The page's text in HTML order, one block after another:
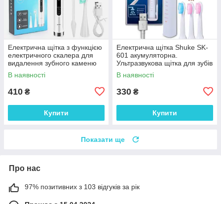
Електрична щітка з функцією
електричного скалера для
видалення зубного каменю
та відбілювання White
В наявності
410 ₴
Купити
Електрична щітка Shuke SK-
601 акумуляторна.
Ультразвукова щітка для зубів
+ 3 насадки White
В наявності
330 ₴
Купити
Показати ще
Про нас
97% позитивних з 103 відгуків за рік